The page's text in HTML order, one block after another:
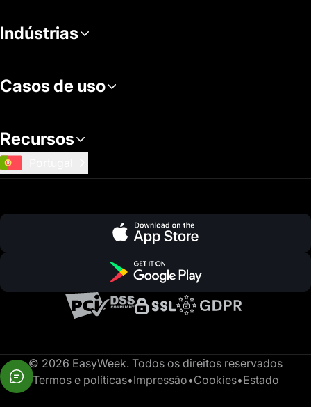
Indústrias
Casos de uso
Recursos
© 2026 EasyWeek. Todos os direitos reservados
Termos e políticas•Impressão•Cookies•Estado